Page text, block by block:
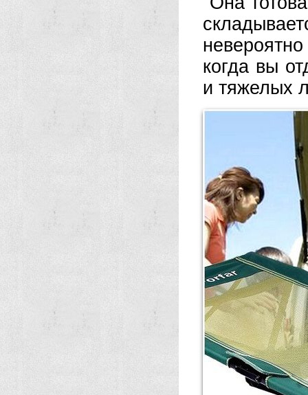
когда вы
и тяжелых